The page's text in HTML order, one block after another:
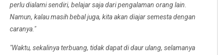
perlu dialami sendiri, belajar saja dari pengalaman orang lain.
Namun, kalau masih bebal juga, kita akan diajar semesta dengan
caranya."
"Waktu, sekalinya terbuang, tidak dapat di daur ulang, selamanya